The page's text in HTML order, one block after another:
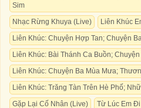
Sim
Nhạc Rừng Khuya (Live)
Liên Khúc
Liên Khúc: Chuyện Hợp Tan; Chuyện
Liên Khúc: Bài Thánh Ca Buồn;
Liên Khúc: Chuyện Ba Mùa Mưa;
Liên Khúc: Trăng Tàn Trên Hè Phố;
Gặp Lại Cố Nhân (Live)
Từ Lúc Em Đi